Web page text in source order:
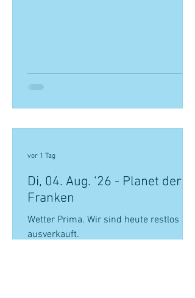
Di, 04. Aug. ‘26 - Planet der
Franken
Wetter Prima. Wir sind heute restlos
ausverkauft.
vor 1 Tag